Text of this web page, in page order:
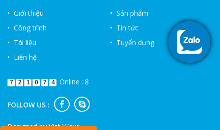
• Giới thiệu
• Sản phẩm
• Công trình
• Tin tức
• Tài liệu
• Tuyển dụng
• Liên hệ
7 2 1 0 7 4 Online : 8
FOLLOW US :
Designed byViet Wave